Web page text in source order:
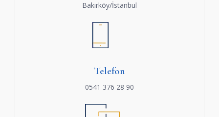
Bakırköy/İstanbul
Telefon
0541 376 28 90